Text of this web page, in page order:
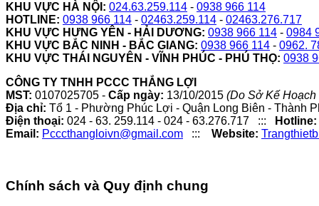
KHU VỰC HÀ NỘI: 024.63.259.114 - 0938 966 114
HOTLINE: 0938 966 114 - 02463.259.114 - 02463.276.717
KHU VỰC HƯNG YÊN - HẢI DƯƠNG: 0938 966 114 - 0984
KHU VỰC BẮC NINH - BẮC GIANG: 0938 966 114 - 0962.
KHU VỰC THÁI NGUYÊN - VĨNH PHÚC - PHÚ THỌ: 0938
CÔNG TY TNHH PCCC THẮNG LỢI
MST: 0107025705 - Cấp ngày: 13/10/2015 (Do Sở Kế
Địa chỉ: Tổ 1 - Phường Phúc Lợi - Quận Long Biên - Thành
Điện thoại: 024 - 63. 259.114 - 024 - 63.276.717 ::: Hotline:
Email: Pcccthangloivn@gmail.com ::: Website:
Chính sách và Quy định chung